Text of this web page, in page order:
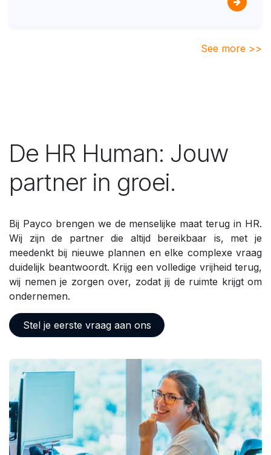
See more >>
De HR Human: Jouw
partner in groei.
Bij Payco brengen we de menselijke maat terug in HR.
Wij zijn de partner die altijd bereikbaar is, met je
meedenkt bij nieuwe plannen en elke complexe vraag
duidelijk beantwoordt. Krijg een volledige vrijheid terug,
wij nemen je zorgen over, zodat jij de ruimte krijgt om
ondernemen.
Stel je eerste vraag aan ons